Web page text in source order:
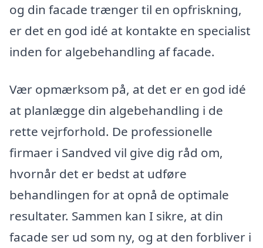
og din facade trænger til en opfriskning,
er det en god idé at kontakte en specialist
inden for algebehandling af facade.
Vær opmærksom på, at det er en god idé
at planlægge din algebehandling i de
rette vejrforhold. De professionelle
firmaer i Sandved vil give dig råd om,
hvornår det er bedst at udføre
behandlingen for at opnå de optimale
resultater. Sammen kan I sikre, at din
facade ser ud som ny, og at den forbliver i